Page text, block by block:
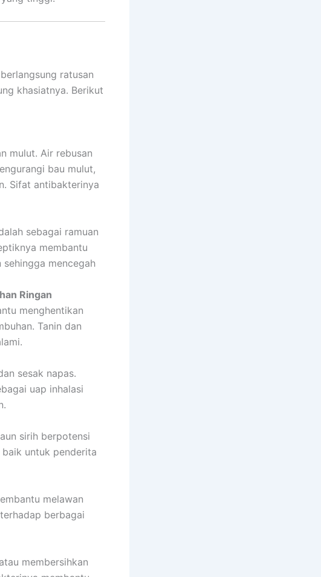
ratusan
khasiatnya. Berikut
mulut. Air rebusan
bau mulut,
Sifat antibakterinya
sebagai ramuan
membantu
mencegah
Ringan
menghentikan
Tanin dan
sesak napas.
uap inhalasi
sirih berpotensi
untuk penderita
melawan
berbagai
membersihkan